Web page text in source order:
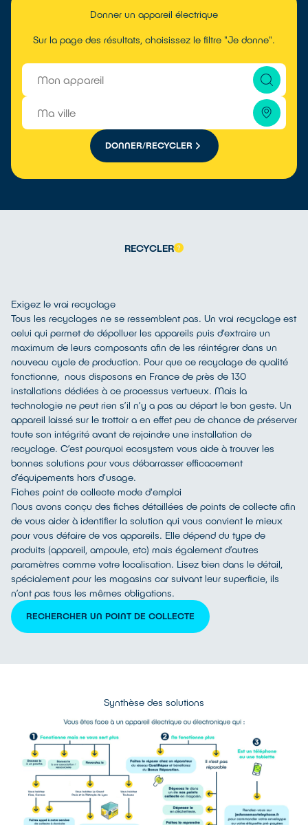
Donner un appareil électrique
Sur la page des résultats, choisissez le filtre "Je donne".
DONNER/RECYCLER
RECYCLER
Exigez le vrai recyclage
Tous les recyclages ne se ressemblent pas. Un vrai recyclage est
celui qui permet de dépolluer les appareils puis d’extraire un
maximum de leurs composants afin de les réintégrer dans un
nouveau cycle de production. Pour que ce recyclage de qualité
fonctionne, nous disposons en France de près de 130
installations dédiées à ce processus vertueux. Mais la
technologie ne peut rien s’il n’y a pas au départ le bon geste. Un
appareil laissé sur le trottoir a en effet peu de chance de préserver
toute son intégrité avant de rejoindre une installation de
recyclage. C’est pourquoi ecosystem vous aide à trouver les
bonnes solutions pour vous débarrasser efficacement
d’équipements hors d’usage.
Fiches point de collecte mode d'emploi
Nous avons conçu des fiches détaillées de points de collecte afin
de vous aider à identifier la solution qui vous convient le mieux
pour vous défaire de vos appareils. Elle dépend du type de
produits (appareil, ampoule, etc) mais également d’autres
paramètres comme votre localisation. Lisez bien dans le détail,
spécialement pour les magasins car suivant leur superficie, ils
n’ont pas tous les mêmes obligations.
RECHERCHER UN POINT DE COLLECTE
Synthèse des solutions